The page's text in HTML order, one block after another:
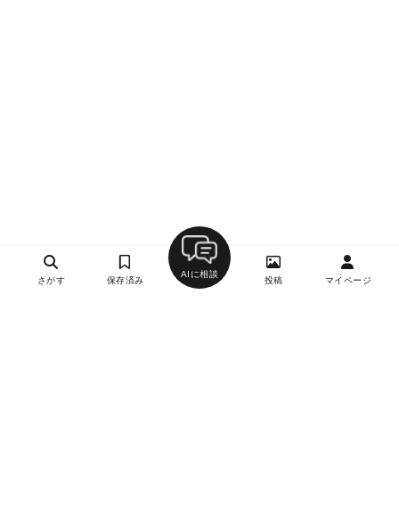
さがす 保存済み
AIに相談
投稿 マイページ